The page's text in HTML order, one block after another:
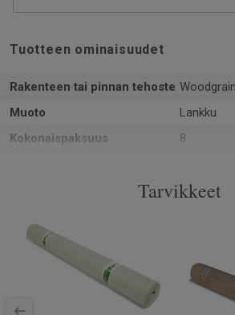
Tuotteen ominaisuudet
Rakenteen tai pinnan tehoste Woodgrain
Muoto
Lankku
Kokonaispaksuus
8
Kpl per laatikko
Käyttöluokka kotikäytössä
5G
SAP SKU-nro
Tarvikkeet